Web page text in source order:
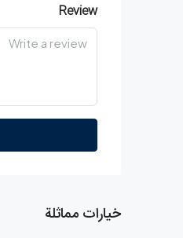
Review
خيارات مماثلة